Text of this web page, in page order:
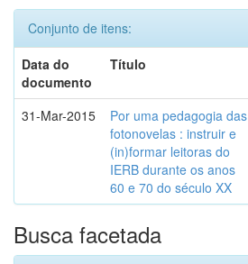
Conjunto de itens:
Data do
documento
Título
31-Mar-2015
Por uma pedagogia das
fotonovelas : instruir e
(in)formar leitoras do
IERB durante os anos
60 e 70 do século XX
Busca facetada